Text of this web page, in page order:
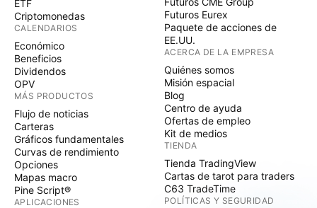
ETF
Criptomonedas
CALENDARIOS
Económico
Beneficios
Dividendos
OPV
MÁS PRODUCTOS
Flujo de noticias
Carteras
Gráficos fundamentales
Curvas de rendimiento
Opciones
Mapas macro
Pine Script®
APLICACIONES
Futuros Eurex
Paquete de acciones de
EE.UU.
ACERCA DE LA EMPRESA
Quiénes somos
Misión espacial
Blog
Centro de ayuda
Ofertas de empleo
Kit de medios
TIENDA
Tienda TradingView
Cartas de tarot para traders
C63 TradeTime
POLÍTICAS Y SEGURIDAD